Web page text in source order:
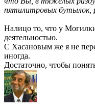
пятилитровых бутылок,
Налицо то, что у
деятельностью.
С Хасановым же я не
иногда.
Достаточно, чтобы